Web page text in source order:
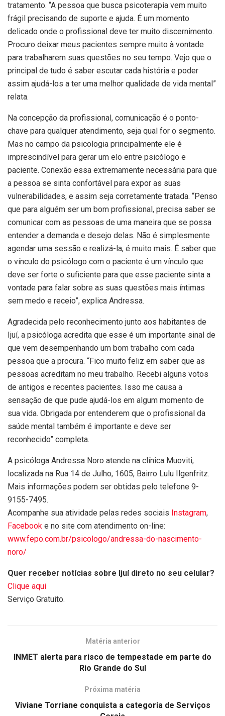
tratamento. “A pessoa que busca psicoterapia vem muito
frágil precisando de suporte e ajuda. É um momento
delicado onde o profissional deve ter muito discernimento.
Procuro deixar meus pacientes sempre muito à vontade
para trabalharem suas questões no seu tempo. Vejo que o
principal de tudo é saber escutar cada história e poder
assim ajudá-los a ter uma melhor qualidade de vida mental”
relata.
Na concepção da profissional, comunicação é o ponto-
chave para qualquer atendimento, seja qual for o segmento.
Mas no campo da psicologia principalmente ele é
imprescindível para gerar um elo entre psicólogo e
paciente. Conexão essa extremamente necessária para que
a pessoa se sinta confortável para expor as suas
vulnerabilidades, e assim seja corretamente tratada. “Penso
que para alguém ser um bom profissional, precisa saber se
comunicar com as pessoas de uma maneira que se possa
entender a demanda e desejo delas. Não é simplesmente
agendar uma sessão e realizá-la, é muito mais. É saber que
o vínculo do psicólogo com o paciente é um vínculo que
deve ser forte o suficiente para que esse paciente sinta a
vontade para falar sobre as suas questões mais íntimas
sem medo e receio”, explica Andressa.
Agradecida pelo reconhecimento junto aos habitantes de
Ijuí, a psicóloga acredita que esse é um importante sinal de
que vem desempenhando um bom trabalho com cada
pessoa que a procura. “Fico muito feliz em saber que as
pessoas acreditam no meu trabalho. Recebi alguns votos
de antigos e recentes pacientes. Isso me causa a
sensação de que pude ajudá-los em algum momento de
sua vida. Obrigada por entenderem que o profissional da
saúde mental também é importante e deve ser
reconhecido” completa.
A psicóloga Andressa Noro atende na clínica Muoviti,
localizada na Rua 14 de Julho, 1605, Bairro Lulu Ilgenfritz.
Mais informações podem ser obtidas pelo telefone 9-
9155-7495.
Acompanhe sua atividade pelas redes sociais Instagram,
Facebook e no site com atendimento on-line:
www.fepo.com.br/psicologo/andressa-do-nascimento-
noro/
Quer receber notícias sobre Ijuí direto no seu celular?
Clique aqui
Serviço Gratuito.
Matéria anterior
INMET alerta para risco de tempestade em parte do
Rio Grande do Sul
Próxima matéria
Viviane Torriane conquista a categoria de Serviços